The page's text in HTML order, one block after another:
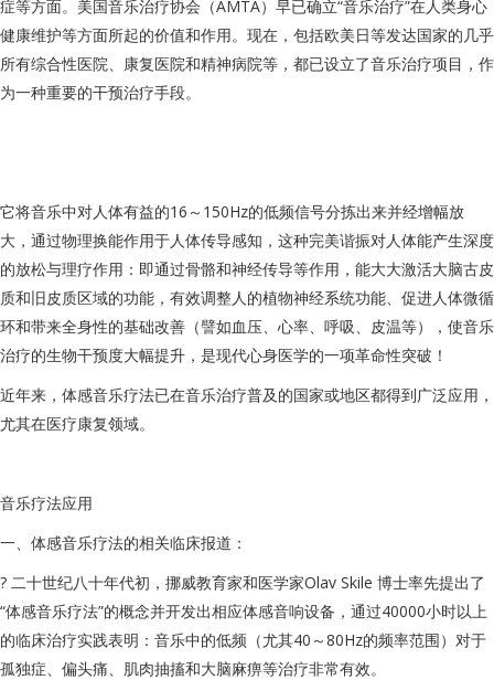
症等方面。美国音乐治疗协会（AMTA）早已确立“音乐治疗”在人类身心
健康维护等方面所起的价值和作用。现在，包括欧美日等发达国家的几乎
所有综合性医院、康复医院和精神病院等，都已设立了音乐治疗项目，作
为一种重要的干预治疗手段。
它将音乐中对人体有益的16～150Hz的低频信号分拣出来并经增幅放
大，通过物理换能作用于人体传导感知，这种完美谐振对人体能产生深度
的放松与理疗作用：即通过骨骼和神经传导等作用，能大大激活大脑古皮
质和旧皮质区域的功能，有效调整人的植物神经系统功能、促进人体微循
环和带来全身性的基础改善（譬如血压、心率、呼吸、皮温等），使音乐
治疗的生物干预度大幅提升，是现代心身医学的一项革命性突破！
近年来，体感音乐疗法已在音乐治疗普及的国家或地区都得到广泛应用，
尤其在医疗康复领域。
音乐疗法应用
一、体感音乐疗法的相关临床报道：
? 二十世纪八十年代初，挪威教育家和医学家Olav Skile 博士率先提出了
“体感音乐疗法”的概念并开发出相应体感音响设备，通过40000小时以上
的临床治疗实践表明：音乐中的低频（尤其40～80Hz的频率范围）对于
孤独症、偏头痛、肌肉抽搐和大脑麻痹等治疗非常有效。